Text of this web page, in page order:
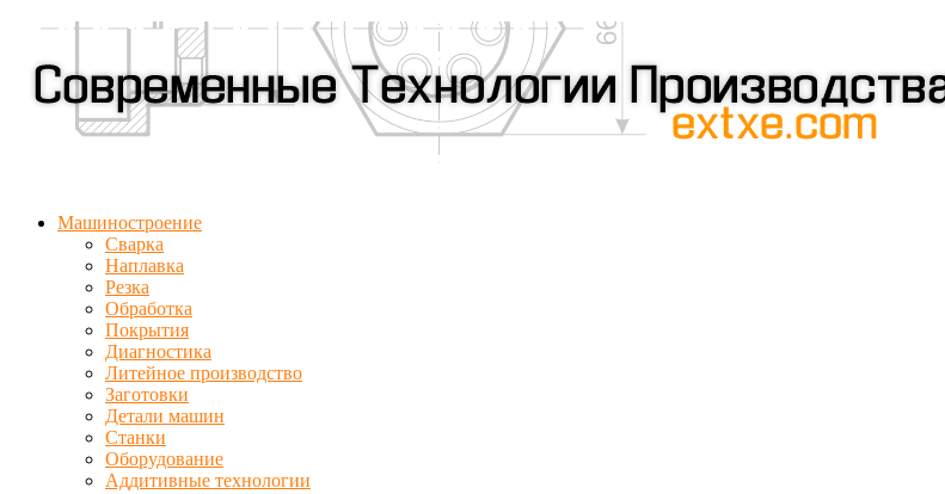
Машиностроение
Сварка
Наплавка
Резка
Обработка
Покрытия
Диагностика
Литейное производство
Заготовки
Детали машин
Станки
Оборудование
Аддитивные технологии